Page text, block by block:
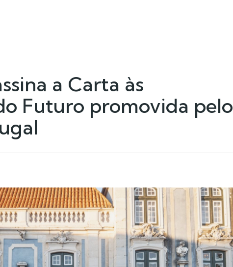
a Carta às
Futuro promovida pelo